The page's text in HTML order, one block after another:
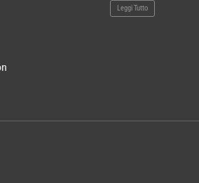
Leggi Tutto